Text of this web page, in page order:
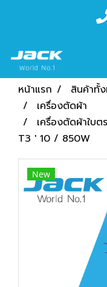
หน้าแรก สินค้าทั้
เครื่องตัดผ้า
เครื่องตัดผ้าใบ
T3 ' 10 / 850W
New